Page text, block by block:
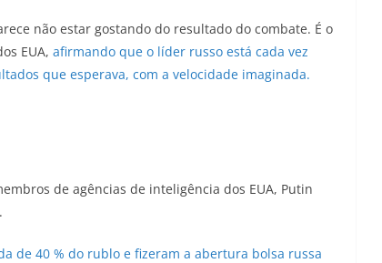
não estar gostando do resultado do combate. É o
EUA, afirmando que o líder russo está cada vez
que esperava, com a velocidade imaginada.
de agências de inteligência dos EUA, Putin
de 40 % do rublo e fizeram a abertura bolsa russa